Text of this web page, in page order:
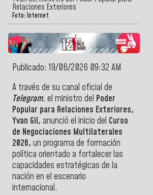
Relaciones Exteriores
Foto: Internet
Publicado: 19/06/2026 09:32 AM
A través de su canal oficial de
Telegram, el ministro del Poder
Popular para Relaciones Exteriores,
Yvan Gil, anunció el inicio del Curso
de Negociaciones Multilaterales
2026, un programa de formación
política orientado a fortalecer las
capacidades estratégicas de la
nación en el escenario
internacional.